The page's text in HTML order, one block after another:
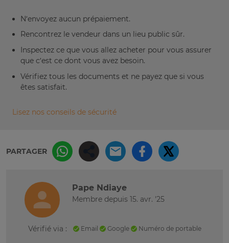
N’envoyez aucun prépaiement.
Rencontrez le vendeur dans un lieu public sûr.
Inspectez ce que vous allez acheter pour vous assurer
que c’est ce dont vous avez besoin.
Vérifiez tous les documents et ne payez que si vous
êtes satisfait.
Lisez nos conseils de sécurité
PARTAGER
Pape Ndiaye
Membre depuis 15. avr. '25
Vérifié via : Email Google Numéro de portable